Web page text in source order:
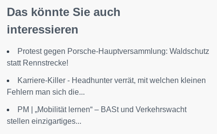
Das könnte Sie auch
interessieren
Protest gegen Porsche-Hauptversammlung: Waldschutz
statt Rennstrecke!
Karriere-Killer - Headhunter verrät, mit welchen kleinen
Fehlern man sich die...
PM | „Mobilität lernen“ – BASt und Verkehrswacht
stellen einzigartiges...